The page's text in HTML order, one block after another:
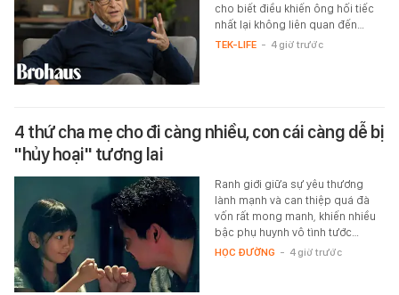
cho biết điều khiến ông hối tiếc
nhất lại không liên quan đến…
TEK-LIFE - 4 giờ trước
4 thứ cha mẹ cho đi càng nhiều, con cái càng dễ bị
"hủy hoại" tương lai
Ranh giới giữa sự yêu thương
lành mạnh và can thiệp quá đà
vốn rất mong manh, khiến nhiều
bậc phụ huynh vô tình tước…
HỌC ĐƯỜNG - 4 giờ trước